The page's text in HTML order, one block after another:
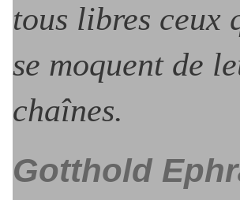
tous libres ceux
se moquent de
chaînes.
Gotthold